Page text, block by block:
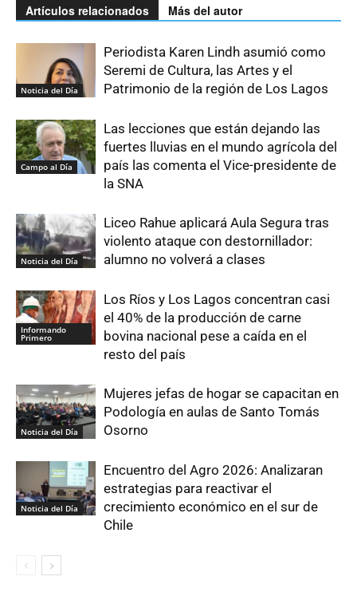
Artículos relacionados Más del autor
Noticia del Día
Periodista Karen Lindh asumió como
Seremi de Cultura, las Artes y el
Patrimonio de la región de Los Lagos
Campo al Día
Las lecciones que están dejando las
fuertes lluvias en el mundo agrícola del
país las comenta el Vice-presidente de
la SNA
Noticia del Día
Liceo Rahue aplicará Aula Segura tras
violento ataque con destornillador:
alumno no volverá a clases
Informando
Primero
Los Ríos y Los Lagos concentran casi
el 40% de la producción de carne
bovina nacional pese a caída en el
resto del país
Noticia del Día
Mujeres jefas de hogar se capacitan en
Podología en aulas de Santo Tomás
Osorno
Noticia del Día
Encuentro del Agro 2026: Analizaran
estrategias para reactivar el
crecimiento económico en el sur de
Chile